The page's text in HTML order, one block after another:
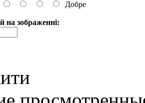
Добре
на зображенні: